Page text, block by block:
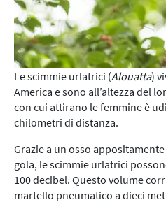
Le scimmie urlatrici (Alouatta)
America e sono all’altezza del
con cui attirano le femmine è
chilometri di distanza.
Grazie a un osso
gola, le scimmie urlatrici
100 decibel. Questo volume
martello pneumatico a dieci